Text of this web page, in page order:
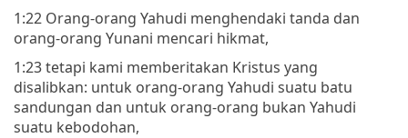
1:22 Orang-orang Yahudi menghendaki tanda dan
orang-orang Yunani mencari hikmat,
1:23 tetapi kami memberitakan Kristus yang
disalibkan: untuk orang-orang Yahudi suatu batu
sandungan dan untuk orang-orang bukan Yahudi
suatu kebodohan,